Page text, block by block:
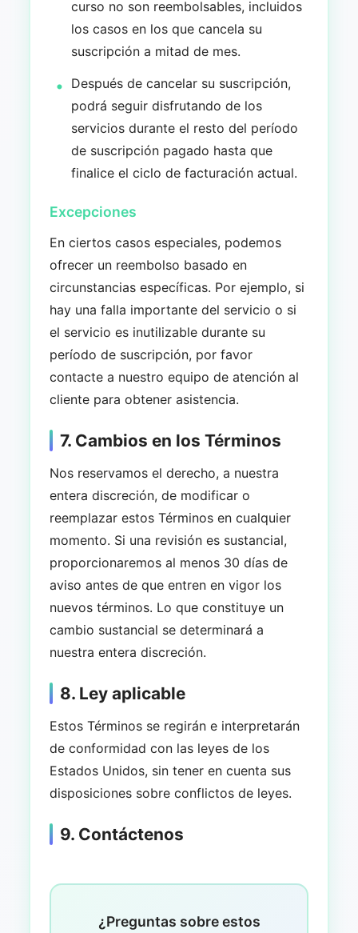
curso no son reembolsables, incluidos
los casos en los que cancela su
suscripción a mitad de mes.
Después de cancelar su suscripción,
podrá seguir disfrutando de los
servicios durante el resto del período
de suscripción pagado hasta que
finalice el ciclo de facturación actual.
Excepciones
En ciertos casos especiales, podemos
ofrecer un reembolso basado en
circunstancias específicas. Por ejemplo, si
hay una falla importante del servicio o si
el servicio es inutilizable durante su
período de suscripción, por favor
contacte a nuestro equipo de atención al
cliente para obtener asistencia.
7. Cambios en los Términos
Nos reservamos el derecho, a nuestra
entera discreción, de modificar o
reemplazar estos Términos en cualquier
momento. Si una revisión es sustancial,
proporcionaremos al menos 30 días de
aviso antes de que entren en vigor los
nuevos términos. Lo que constituye un
cambio sustancial se determinará a
nuestra entera discreción.
8. Ley aplicable
Estos Términos se regirán e interpretarán
de conformidad con las leyes de los
Estados Unidos, sin tener en cuenta sus
disposiciones sobre conflictos de leyes.
9. Contáctenos
¿Preguntas sobre estos